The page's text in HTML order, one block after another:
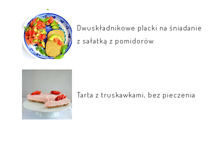
Dwuskładnikowe placki na śniadanie
z sałatką z pomidorów
Tarta z truskawkami, bez pieczenia